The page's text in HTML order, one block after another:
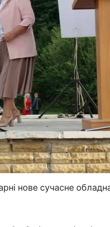
нове сучасне